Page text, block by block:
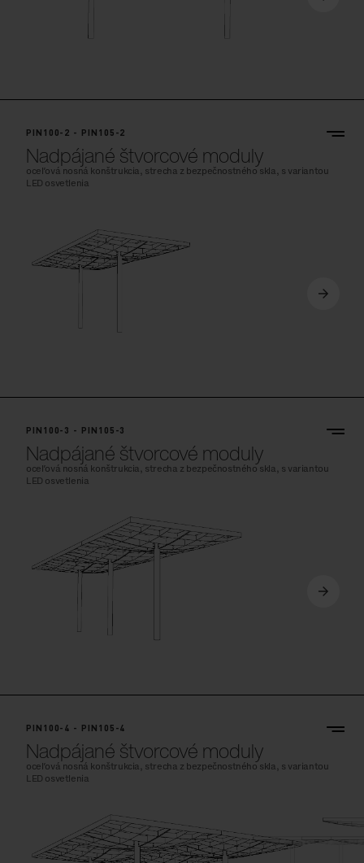
PIN100-2 - PIN105-2
Nadpájané štvorcové moduly
oceľová nosná konštrukcia, strecha z bezpečnostného skla, s variantou
LED osvetlenia
PIN100-3 - PIN105-3
Nadpájané štvorcové moduly
oceľová nosná konštrukcia, strecha z bezpečnostného skla, s variantou
LED osvetlenia
PIN100-4 - PIN105-4
Nadpájané štvorcové moduly
oceľová nosná konštrukcia, strecha z bezpečnostného skla, s variantou
LED osvetlenia